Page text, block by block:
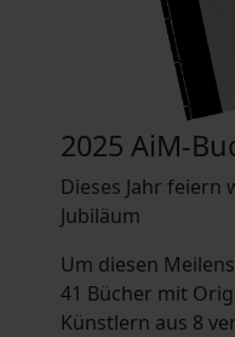
2025 AiM-
Dieses Jahr feiern
Jubiläum
Um diesen
41 Bücher mit
Künstlern aus 8